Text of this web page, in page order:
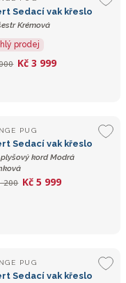
Sedací vak křeslo
Krémová
prodej
Kč 3 999
PUG
Sedací vak křeslo
kord Modrá
200 Kč 5 999
PUG
Sedací vak křeslo